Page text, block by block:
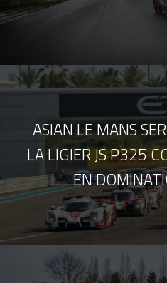
ASIAN LE MANS
LA LIGIER JS P325
EN